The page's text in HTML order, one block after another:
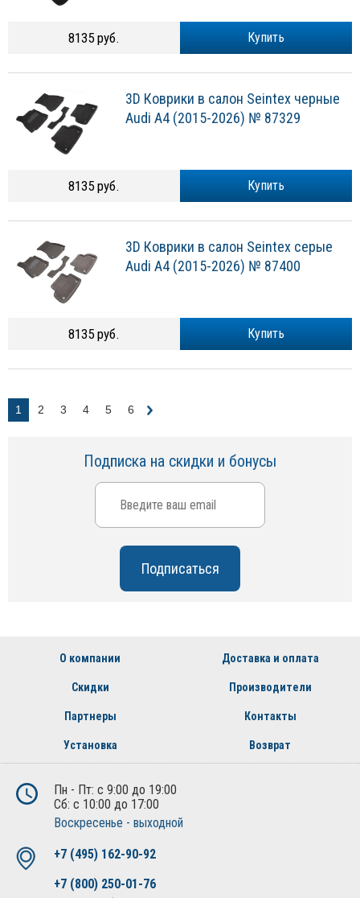
Купить
8135 руб.
3D Коврики в салон Seintex черные
Audi A4 (2015-2026) № 87329
Купить
8135 руб.
3D Коврики в салон Seintex серые
Audi A4 (2015-2026) № 87400
Купить
8135 руб.
1 2 3 4 5 6
Подписка на скидки и бонусы
О компании Доставка и оплата
Скидки Производители
Партнеры Контакты
Установка Возврат
Пн - Пт: с 9:00 до 19:00
Сб: с 10:00 до 17:00
Воскресенье - выходной
+7 (495) 162-90-92
+7 (800) 250-01-76